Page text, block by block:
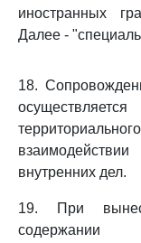
иностранных
Далее -
18.
внутренних дел.
19. При
содержании